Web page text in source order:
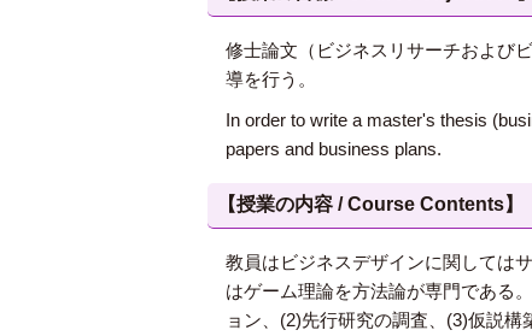
修士論文（ビジネスリサーチおよび
導を行う。
In order to write a master's thesis
papers and business plans.
【授業の内容 / Course Contents】
教員はビジネスデザインに関しては
はゲーム理論を方法論が専門である
ョン、(2)先行研究の調査、(3)仮説